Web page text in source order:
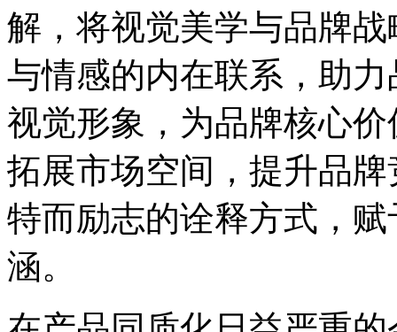
解，将视觉美学与品牌
与情感的内在联系，助
视觉形象，为品牌核心
拓展市场空间，提升品
特而励志的诠释方式，
涵。